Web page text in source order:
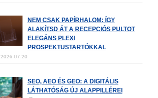
NEM CSAK PAPÍRHALOM: ÍGY
ALAKÍTSD ÁT A RECEPCIÓS PULTOT
ELEGÁNS PLEXI
PROSPEKTUSTARTÓKKAL
2026-07-20
SEO, AEO ÉS GEO: A DIGITÁLIS
LÁTHATÓSÁG ÚJ ALAPPILLÉREI